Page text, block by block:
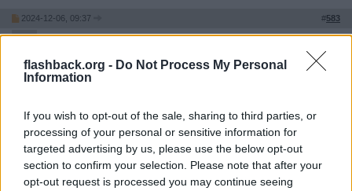
flashback.org - Do Not Process My Personal
Information
If you wish to opt-out of the sale, sharing to third parties, or
processing of your personal or sensitive information for
targeted advertising by us, please use the below opt-out
section to confirm your selection. Please note that after your
opt-out request is processed you may continue seeing
2024-12-06, 09:37 #583
PinkNails
Citat:
styckat ett lik samtidigt som dom inte dömdes för mordet,
men i allmänhetens ögon sågs dom även som mördare. När
fallet har granskats långt senare har det framkommit vilken
oerhörd skandal det där rättsfallet är, och där mördaren
förmodligen undkom straff helt.